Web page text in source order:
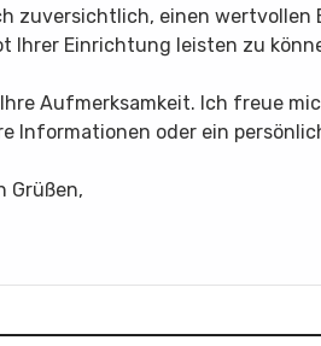
zuversichtlich, einen wertvollen
Ihrer Einrichtung leisten zu
Aufmerksamkeit. Ich freue
Informationen oder ein
Grüßen,